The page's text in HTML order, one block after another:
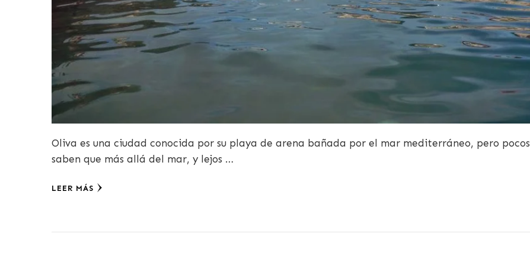
Oliva es una ciudad conocida por su playa de arena bañada por el mar mediterráneo, pero pocos
saben que más allá del mar, y lejos …
LEER MÁS